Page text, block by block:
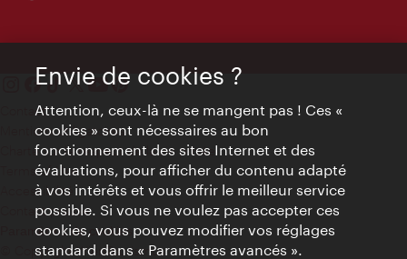
Contact
Mentions obligatoires
Charte sur le respect de la vie privée
Terms of Use
Accessibilité
Contact presse
Paramètres de cookies
© Copyright WienTourismus
Envie de cookies ?
Attention, ceux-là ne se mangent pas ! Ces «
cookies » sont nécessaires au bon
fonctionnement des sites Internet et des
évaluations, pour afficher du contenu adapté
à vos intérêts et vous offrir le meilleur service
possible. Si vous ne voulez pas accepter ces
cookies, vous pouvez modifier vos réglages
standard dans « Paramètres avancés ».